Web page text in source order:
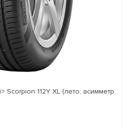
Scorpion 112Y XL (лето; асимметр.